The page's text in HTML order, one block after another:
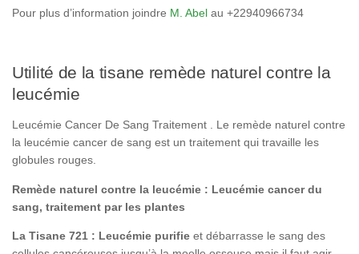
Pour plus d’information joindre M. Abel au +22940966734
Utilité de la tisane remède naturel contre la
leucémie
Leucémie Cancer De Sang Traitement . Le remède naturel contre
la leucémie cancer de sang est un traitement qui travaille les
globules rouges.
Remède naturel contre la leucémie : Leucémie cancer du
sang, traitement par les plantes
La Tisane 721 : Leucémie purifie et débarrasse le sang des